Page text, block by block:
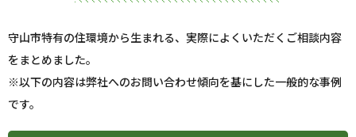
守山市特有の住環境から生まれる、実際によくいただくご相談内容
をまとめました。
※以下の内容は弊社へのお問い合わせ傾向を基にした一般的な事例
です。